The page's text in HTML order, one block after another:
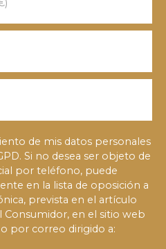
de mis datos personales
Si no desea ser objeto de
por teléfono, puede
en la lista de oposición a
prevista en el artículo
Consumidor, en el sitio web
por correo dirigido a: